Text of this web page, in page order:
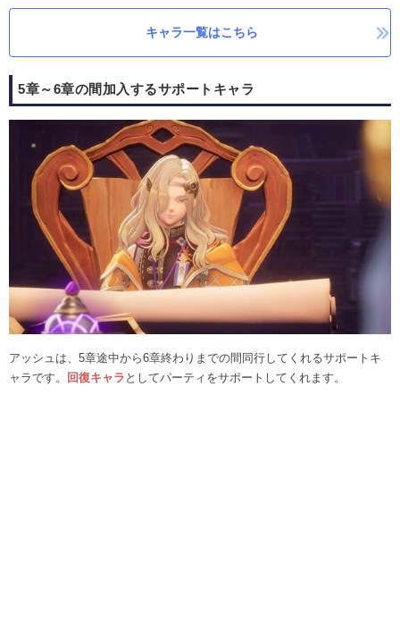
キャラ一覧はこちら
5章～6章の間加入するサポートキャラ
アッシュは、5章途中から6章終わりまでの間同行してくれるサポートキ
ャラです。 回復キャラ としてパーティをサポートしてくれます。